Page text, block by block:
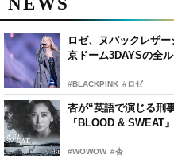
ロゼ、ヌバックレザ
京ドーム3DAYSの全
#BLACKPINK #ロゼ
杏が“英語で演じる刑
『BLOOD & SWEAT』
#WOWOW #杏